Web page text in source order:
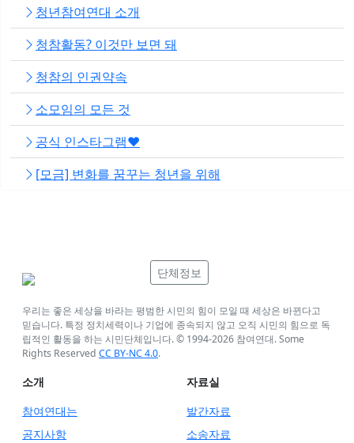
청년참여연대 소개
청참활동? 이것만 보면 돼
청참의 인권약속
소모임의 모든 것
공식 인스타그램❤️
[모금] 변화를 꿈꾸는 청년을 위해
단체정보
우리는 좋은 세상을 바라는 평범한 시민의 힘이 모일 때 세상은 바뀐다고
믿습니다. 특정 정치세력이나 기업에 종속되지 않고 오직 시민의 힘으로 독
립적인 활동을 하는 시민단체입니다. © 1994-2026 참여연대. Some
Rights Reserved CC BY-NC 4.0.
소개
참여연대는
공지사항
자료실
발간자료
소송자료